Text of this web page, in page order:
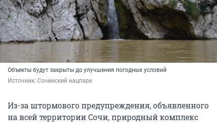
Объекты будут закрыты до улучшения погодных условий
Источник: Сочинский нацпарк
Из-за штормового предупреждения, объявленного
на всей территории Сочи, природный комплекс